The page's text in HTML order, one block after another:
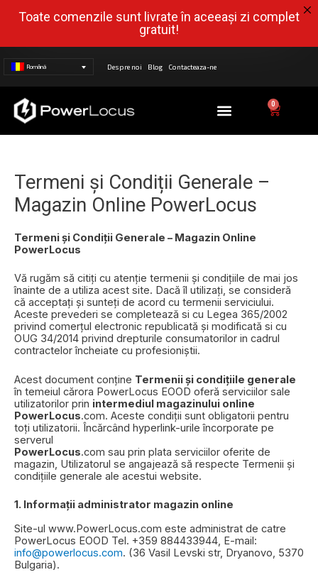
Toate comenzile sunt livrate în aceeași zi complet
gratuit!
Română Despre noi Blog Contacteaza-ne
Meniu0 Cart
Termeni și Condiții Generale –
Magazin Online PowerLocus
Termeni și Condiții Generale – Magazin Online
PowerLocus
Vă rugăm să citiți cu atenție termenii și condițiile de mai jos
înainte de a utiliza acest site. Dacă îl utilizați, se consideră
că acceptați și sunteți de acord cu termenii serviciului.
Aceste prevederi se completează si cu Legea 365/2002
privind comerțul electronic republicată și modificată si cu
OUG 34/2014 privind drepturile consumatorilor in cadrul
contractelor încheiate cu profesioniștii.
Acest document conține Termenii și condițiile generale
în temeiul cărora PowerLocus EOOD oferă serviciilor sale
utilizatorilor prin intermediul magazinului online
PowerLocus.com. Aceste condiții sunt obligatorii pentru
toți utilizatorii. Încărcând hyperlink-urile încorporate pe
serverul
PowerLocus.com sau prin plata serviciilor oferite de
magazin, Utilizatorul se angajează să respecte Termenii și
condițiile generale ale acestui website.
1. Informații administrator magazin online
Site-ul www.PowerLocus.com este administrat de catre
PowerLocus EOOD Tel. +359 884433944, E-mail:
info@powerlocus.com. (36 Vasil Levski str, Dryanovo, 5370
Bulgaria).